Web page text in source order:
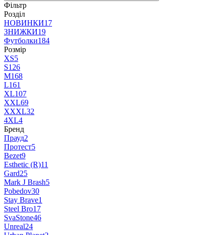
Фільтр
Розділ
НОВИНКИ17
ЗНИЖКИ19
Футболки184
Розмір
XS5
S126
M168
L161
XL107
XXL69
XXXL32
4XL4
Бренд
Прауд2
Протест5
Bezet9
Esthetic (R)11
Gard25
Mark J Brash5
Pobedov30
Stay Brave1
Steel Bro17
SvaStone46
Unreal24